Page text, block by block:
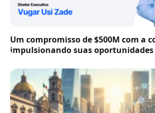
Um compromisso de $500M com a
impulsionando suas